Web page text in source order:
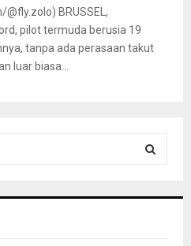
BRUSSEL,
pilot termuda berusia 19
tanpa ada perasaan takut
luar biasa...